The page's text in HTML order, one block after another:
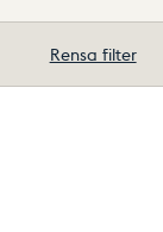
Rensa filter